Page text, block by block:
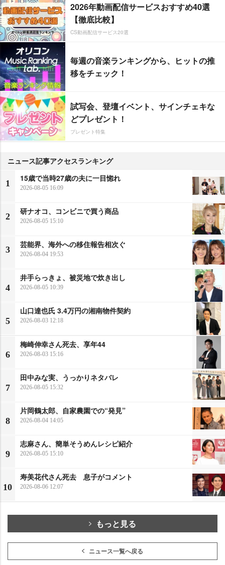
2026年動画配信サービスおすすめ40選
【徹底比較】
CS動画配信サービス20選
毎週の音楽ランキングから、ヒットの推
移をチェック！
試写会、登壇イベント、サインチェキな
どプレゼント！
プレゼント特集
ニュース記事アクセスランキング
1
15歳で当時27歳の夫に一目惚れ
2026-08-05 16:09
2
研ナオコ、コンビニで買う商品
2026-08-05 15:10
3
芸能界、海外への移住報告相次ぐ
2026-08-04 19:53
4
井手らっきょ、被災地で炊き出し
2026-08-05 10:39
5
山口達也氏 3.4万円の湘南物件契約
2026-08-03 12:18
6
梅崎伸幸さん死去、享年44
2026-08-03 15:16
7
田中みな実、うっかりネタバレ
2026-08-05 15:32
8
片岡鶴太郎、自家農園での“発見”
2026-08-04 14:05
9
志麻さん、簡単そうめんレシピ紹介
2026-08-05 15:10
10
寿美花代さん死去 息子がコメント
2026-08-06 12:07
もっと見る
ニュース一覧へ戻る